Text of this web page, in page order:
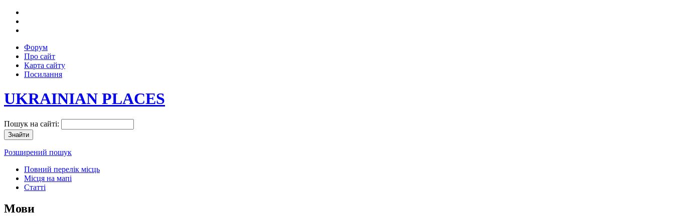
Форум
Про сайт
Карта сайту
Посилання
UKRAINIAN PLACES
Пошук на сайті:
Розширений пошук
Повний перелік місць
Місця на мапі
Статті
Мови